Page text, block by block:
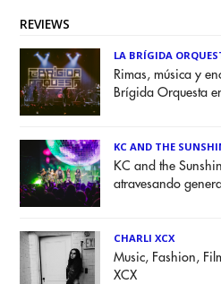
REVIEWS
LA BRÍGIDA
Rimas, música y
Brígida Orquesta
KC AND THE
KC and the
atravesando
CHARLI XCX
Music, Fashion,
XCX